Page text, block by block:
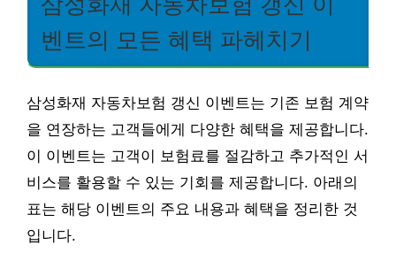
벤트의 모든 혜택 파헤치기
삼성화재 자동차보험 갱신 이벤트는 기존 보험 계약
을 연장하는 고객들에게 다양한 혜택을 제공합니다.
이 이벤트는 고객이 보험료를 절감하고 추가적인 서
비스를 활용할 수 있는 기회를 제공합니다. 아래의
표는 해당 이벤트의 주요 내용과 혜택을 정리한 것
입니다.